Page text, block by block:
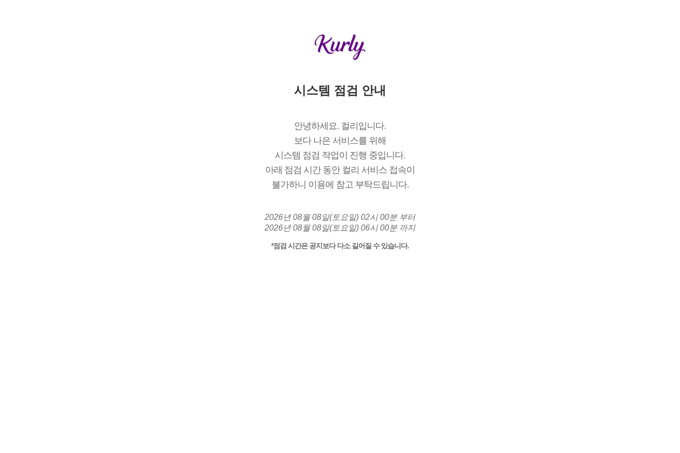
시스템 점검 안내
안녕하세요. 컬리입니다.
보다 나은 서비스를 위해
시스템 점검 작업이 진행 중입니다.
아래 점검 시간 동안 컬리 서비스 접속이
불가하니 이용에 참고 부탁드립니다.
2026년 08월 08일(토요일) 02시 00분 부터
2026년 08월 08일(토요일) 06시 00분 까지
*점검 시간은 공지보다 다소 길어질 수 있습니다.